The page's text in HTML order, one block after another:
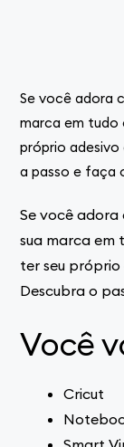
Se você adora
marca em tudo
próprio adesivo
a passo e faça
Se você adora
sua marca em
ter seu
Descubra o
Você
Cricut